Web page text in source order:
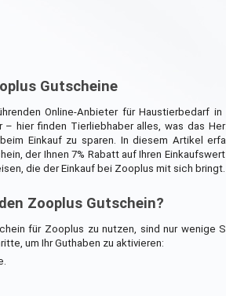
Gutscheine
Online-Anbieter für Haustierbedarf in
hier finden Tierliebhaber alles, was das
Einkauf zu sparen. In diesem Artikel
der Ihnen 7% Rabatt auf Ihren
die der Einkauf bei Zooplus mit sich bringt.
Zooplus Gutschein?
für Zooplus zu nutzen, sind nur wenige
um Ihr Guthaben zu aktivieren: